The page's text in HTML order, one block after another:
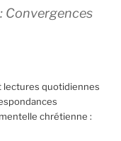
Convergences
lectures quotidiennes
chrétienne :